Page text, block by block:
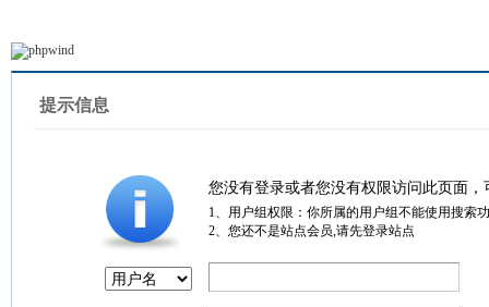
提示信息
您没有登录或者您没有权限访问此页面
1、用户组权限：你所属的用户组不能使用搜索
2、您还不是站点会员,请先登录站点